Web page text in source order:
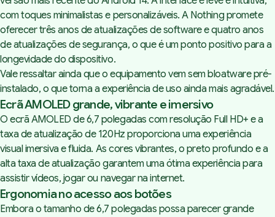
com toques minimalistas e personalizáveis. A Nothing promete
oferecer três anos de atualizações de software e quatro anos
de atualizações de segurança, o que é um ponto positivo para a
longevidade do dispositivo.
Vale ressaltar ainda que o equipamento vem sem bloatware pré-
instalado, o que torna a experiência de uso ainda mais agradável.
Ecrã AMOLED grande, vibrante e imersivo
O ecrã AMOLED de 6,7 polegadas com resolução Full HD+ e a
taxa de atualização de 120Hz proporciona uma experiência
visual imersiva e fluida. As cores vibrantes, o preto profundo e a
alta taxa de atualização garantem uma ótima experiência para
assistir vídeos, jogar ou navegar na internet.
Ergonomia no acesso aos botões
Embora o tamanho de 6,7 polegadas possa parecer grande